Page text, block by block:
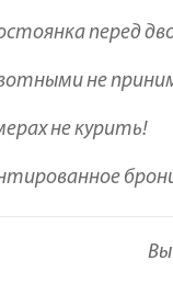
перед
не
не курить!